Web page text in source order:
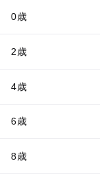
0歳
2歳
4歳
6歳
8歳